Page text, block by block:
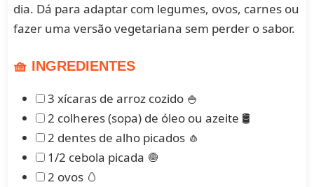
dia. Dá para adaptar com legumes, ovos, carnes ou
fazer uma versão vegetariana sem perder o sabor.
🧺 INGREDIENTES
3 xícaras de arroz cozido 🍚
2 colheres (sopa) de óleo ou azeite 🛢️
2 dentes de alho picados 🧄
1/2 cebola picada 🧅
2 ovos 🥚